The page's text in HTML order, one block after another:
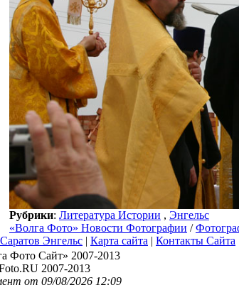
Рубрики: Литература Истории , Энгельс
«Волга Фото» Новости Фотографии /
Энгельс | Карта сайта | Контакты Сайта
Фото Сайт» 2007-2013
2007-2013
от 09/08/2026 12:09